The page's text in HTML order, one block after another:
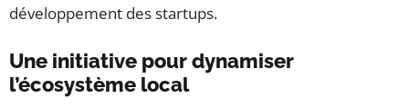
développement des startups.
Une initiative pour dynamiser
l’écosystème local